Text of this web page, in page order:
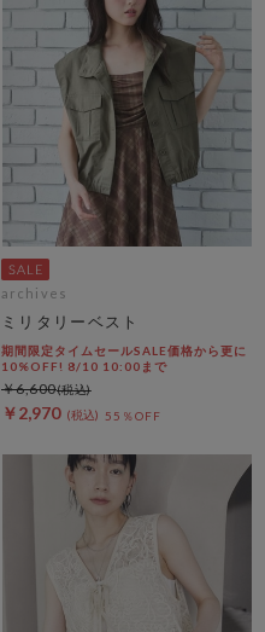
archives
ミリタリーベスト
期間限定タイムセールSALE価格から更に
10%OFF! 8/10 10:00まで
￥2,970 55％OFF
￥6,600